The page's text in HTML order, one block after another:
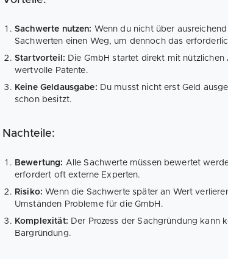
Sachwerte nutzen: Wenn du nicht über
Sachwerten einen Weg, um dennoch das
Startvorteil: Die GmbH startet direkt mit
wertvolle Patente.
Keine Geldausgabe: Du musst nicht erst Geld
schon besitzt.
Nachteile:
Bewertung: Alle Sachwerte müssen bewertet
erfordert oft externe Experten.
Risiko:Wenn die Sachwerte später an Wert
Umständen Probleme für die GmbH.
Komplexität: Der Prozess der Sachgründung kann
Bargründung.